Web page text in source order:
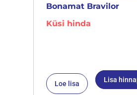
Bonamat Bravilor
Küsi hinda
Loe lisa Lisa